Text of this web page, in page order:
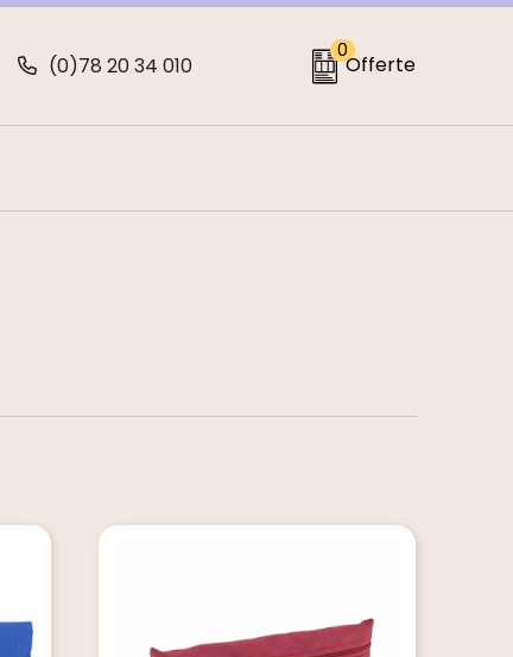
(0)78 20 34 010
0
Offerte